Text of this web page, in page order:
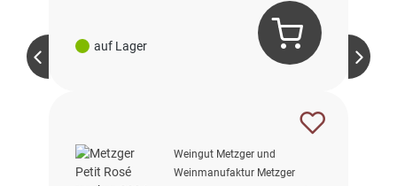
auf Lager
Weingut Metzger und
Weinmanufaktur Metzger